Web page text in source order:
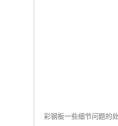
彩钢板一些细节问题的